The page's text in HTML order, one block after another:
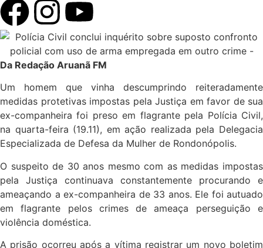
Da Redação Aruanã FM
Um homem que vinha descumprindo reiteradamente
medidas protetivas impostas pela Justiça em favor de sua
ex-companheira foi preso em flagrante pela Polícia Civil,
na quarta-feira (19.11), em ação realizada pela Delegacia
Especializada de Defesa da Mulher de Rondonópolis.
O suspeito de 30 anos mesmo com as medidas impostas
pela Justiça continuava constantemente procurando e
ameaçando a ex-companheira de 33 anos. Ele foi autuado
em flagrante pelos crimes de ameaça perseguição e
violência doméstica.
A prisão ocorreu após a vítima registrar um novo boletim